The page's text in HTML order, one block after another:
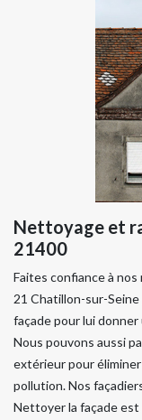
Nettoyage et
21400
Faites confiance à nos
21 Chatillon-sur-
façade pour lui
Nous pouvons aussi
extérieur pour
pollution. Nos
Nettoyer la façade